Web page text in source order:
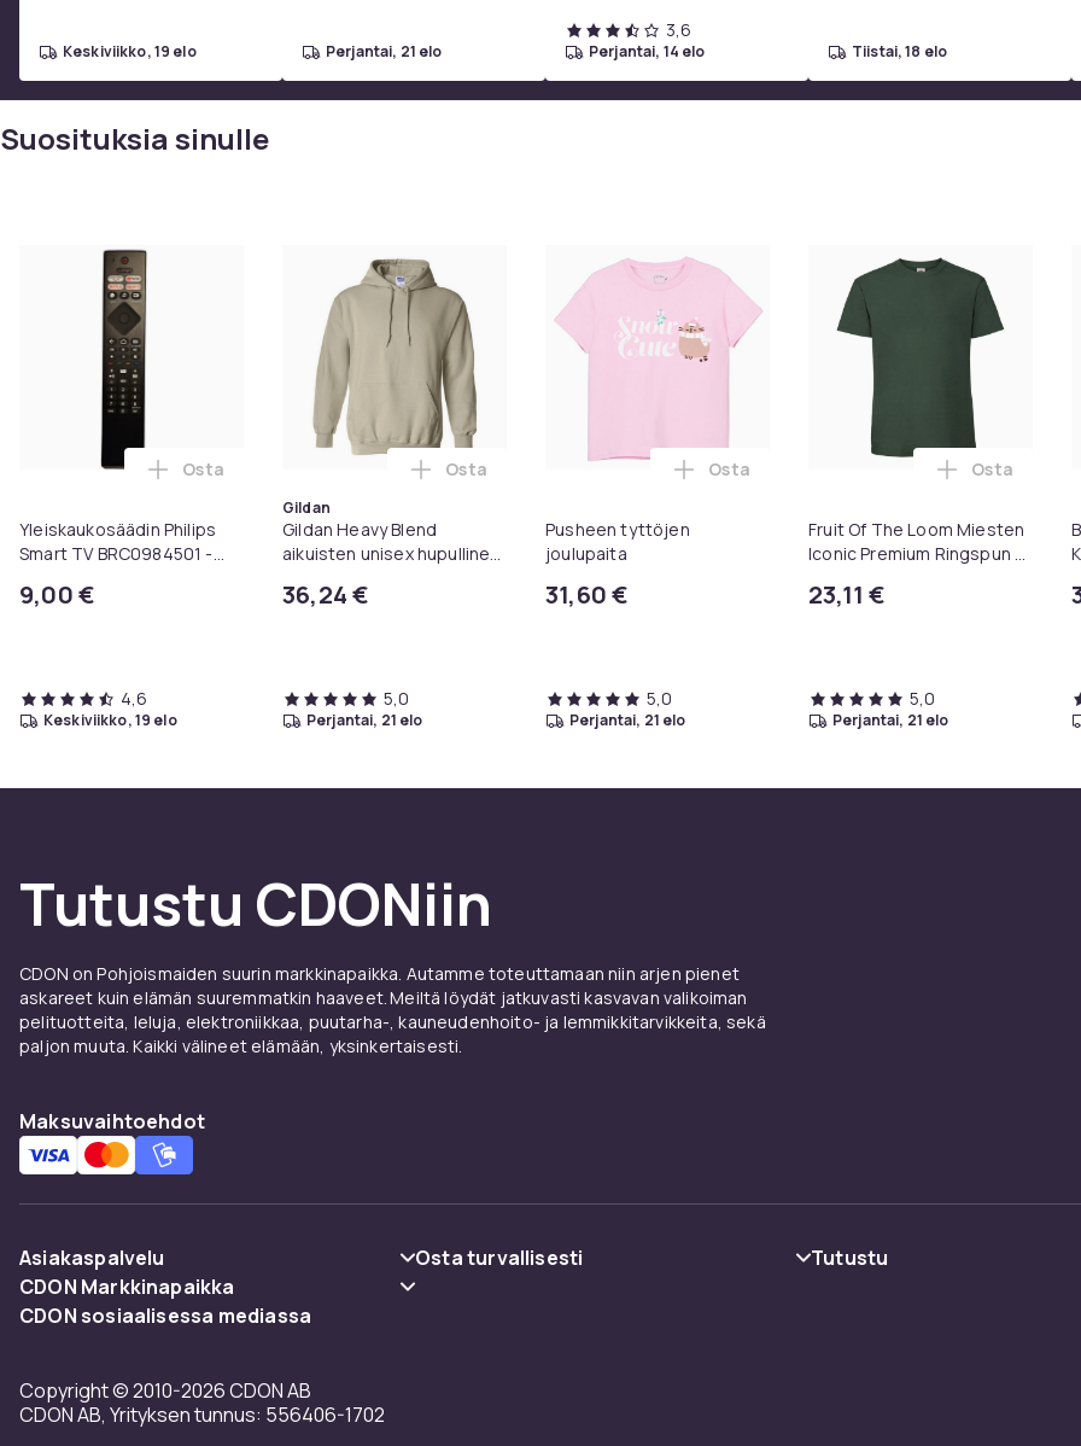
keskiviikko, 19 elo perjantai, 21 elo
3,6
perjantai, 14 elo tiistai, 18 elo
Suosituksia sinulle
Yleiskaukosäädin Philips
Smart TV BRC0984501 -
9,00 €
Lisää Yleiskaukosäädin Philips Smart TV BRC0984501 -televisioille ostoskoriin
Osta
4,6
keskiviikko, 19 elo
Gildan
Gildan Heavy Blend
aikuisten unisex hupullinen
36,24 €
Lisää Gildan Heavy Blend aikuisten unisex hupullinen collegepaita /
Osta
5,0
perjantai, 21 elo
Pusheen tyttöjen
joulupaita
31,60 €
Lisää Pusheen tyttöjen joulupaita
Osta
5,0
perjantai, 21 elo
Fruit Of The Loom Miesten
Iconic Premium Ringspun -
23,11 €
Lisää Fruit
Osta
5,0
perjantai, 21 elo
Tutustu CDONiin
CDON on Pohjoismaiden suurin markkinapaikka. Autamme toteuttamaan niin arjen pienet
askareet kuin elämän suuremmatkin haaveet. Meiltä löydät jatkuvasti kasvavan valikoiman
pelituotteita, leluja, elektroniikkaa, puutarha-, kauneudenhoito- ja lemmikkitarvikkeita, sekä
paljon muuta. Kaikki välineet elämään, yksinkertaisesti.
Maksuvaihtoehdot
Asiakaspalvelu
Usein kysyttyä (UKK)
Peruuta & palauta tästä
Osta turvallisesti
Tutustu
CDON Markkinapaikka
Merchant Help Center
CDON sosiaalisessa mediassa
Copyright © 2010-2026 CDON AB
CDON AB, Yrityksen tunnus: 556406-1702